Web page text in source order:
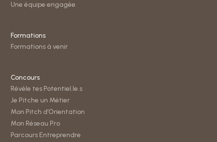
Une équipe engagée
Formations
Formations à venir
Concours
Révèle tes Potentiel.le.s
Je Pitche un Métier
Mon Pitch d’Orientation
Mon Réseau Pro
Parcours Entreprendre